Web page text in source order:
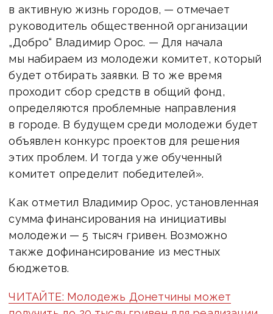
в активную жизнь городов, — отмечает
руководитель общественной организации
„Добро“ Владимир Орос. — Для начала
мы набираем из молодежи комитет, который
будет отбирать заявки. В то же время
проходит сбор средств в общий фонд,
определяются проблемные направления
в городе. В будущем среди молодежи будет
объявлен конкурс проектов для решения
этих проблем. И тогда уже обученный
комитет определит победителей».
Как отметил Владимир Орос, установленная
сумма финансирования на инициативы
молодежи — 5 тысяч гривен. Возможно
также дофинансирование из местных
бюджетов.
ЧИТАЙТЕ: Молодежь Донетчины может